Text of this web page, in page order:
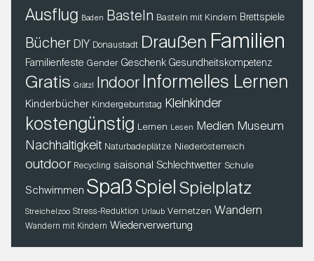
Ausflug Baden Basteln Basteln mit Kindern Brettspiele
BücherDIY Donaustadt Draußen Familien
Familienfeste Gender Geschenk Gesundheitskompetenz
Gratis Grätzl Indoor Informelles Lernen
Kinderbücher Kindergeburtstag Kleinkinder
kostengünstig Lernen Lesen Medien Museum
Nachhaltigkeit Naturbadeplätze Niederösterreich
outdoor Recycling saisonal Schlechtwetter Schule
Schwimmen SpaßSpiel Spielplatz
Streichelzoo Stress-Reduktion Urlaub Vernetzen Wandern
Wandern mit Kindern Wiederverwertung